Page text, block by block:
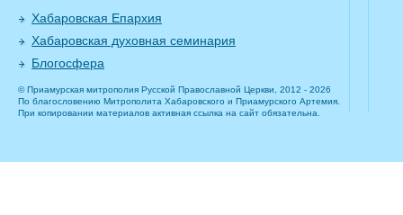
Хабаровская Епархия
Хабаровская духовная семинария
Блогосфера
© Приамурская митрополия Русской Православной Церкви, 2012 - 2026
По благословению Митрополита Хабаровского и Приамурского Артемия.
При копировании материалов активная ссылка на сайт обязательна.